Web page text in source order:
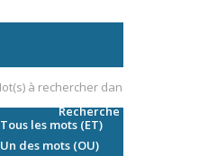
Tous les mots (ET)
Un des mots (OU)
Recherche avancée